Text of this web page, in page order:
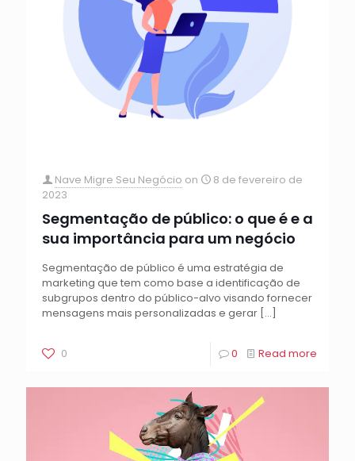
Nave Migre Seu Negócio on
8 de fevereiro de
2023
Segmentação de público: o que é e a
sua importância para um negócio
Segmentação de público é uma estratégia de
marketing que tem como base a identificação de
subgrupos dentro do público-alvo visando fornecer
mensagens mais personalizadas e gerar […]
0 0 Read more